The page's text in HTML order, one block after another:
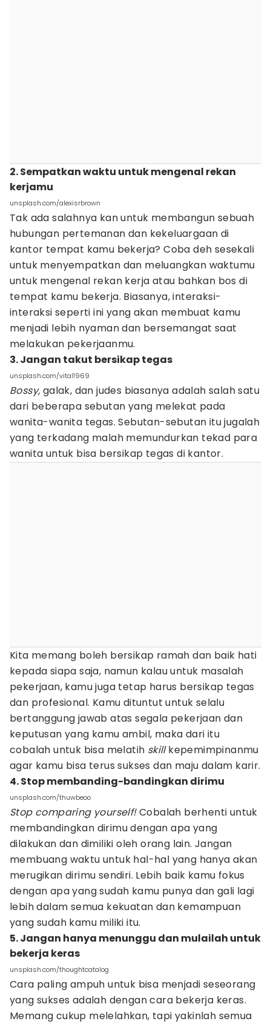
2. Sempatkan waktu untuk mengenal rekan
kerjamu
unsplash.com/alexisrbrown
Tak ada salahnya kan untuk membangun sebuah
hubungan pertemanan dan kekeluargaan di
kantor tempat kamu bekerja? Coba deh sesekali
untuk menyempatkan dan meluangkan waktumu
untuk mengenal rekan kerja atau bahkan bos di
tempat kamu bekerja. Biasanya, interaksi-
interaksi seperti ini yang akan membuat kamu
menjadi lebih nyaman dan bersemangat saat
melakukan pekerjaanmu.
3. Jangan takut bersikap tegas
unsplash.com/vital1969
Bossy, galak, dan judes biasanya adalah salah satu
dari beberapa sebutan yang melekat pada
wanita-wanita tegas. Sebutan-sebutan itu jugalah
yang terkadang malah memundurkan tekad para
wanita untuk bisa bersikap tegas di kantor.
Kita memang boleh bersikap ramah dan baik hati
kepada siapa saja, namun kalau untuk masalah
pekerjaan, kamu juga tetap harus bersikap tegas
dan profesional. Kamu dituntut untuk selalu
bertanggung jawab atas segala pekerjaan dan
keputusan yang kamu ambil, maka dari itu
cobalah untuk bisa melatih skillkepemimpinanmu
agar kamu bisa terus sukses dan maju dalam karir.
4. Stop membanding-bandingkan dirimu
unsplash.com/thuwbeoo
Stop comparing yourself!Cobalah berhenti untuk
membandingkan dirimu dengan apa yang
dilakukan dan dimiliki oleh orang lain. Jangan
membuang waktu untuk hal-hal yang hanya akan
merugikan dirimu sendiri. Lebih baik kamu fokus
dengan apa yang sudah kamu punya dan gali lagi
lebih dalam semua kekuatan dan kemampuan
yang sudah kamu miliki itu.
5. Jangan hanya menunggu dan mulailah untuk
bekerja keras
unsplash.com/thoughtcatalog
Cara paling ampuh untuk bisa menjadi seseorang
yang sukses adalah dengan cara bekerja keras.
Memang cukup melelahkan, tapi yakinlah semua